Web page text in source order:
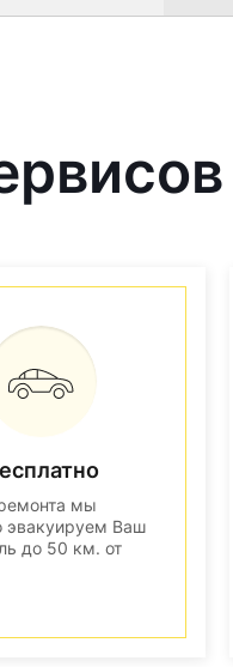
мы
эвакуируем Ваш
до 50 км. от